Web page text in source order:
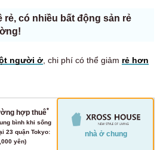
rẻ, có nhiều bất động sản rẻ
người ở , chi phí có thể giảm rẻ hơn
hợp thuê*
bình khi sống
23 quận Tokyo:
yên)
nhà ở chung